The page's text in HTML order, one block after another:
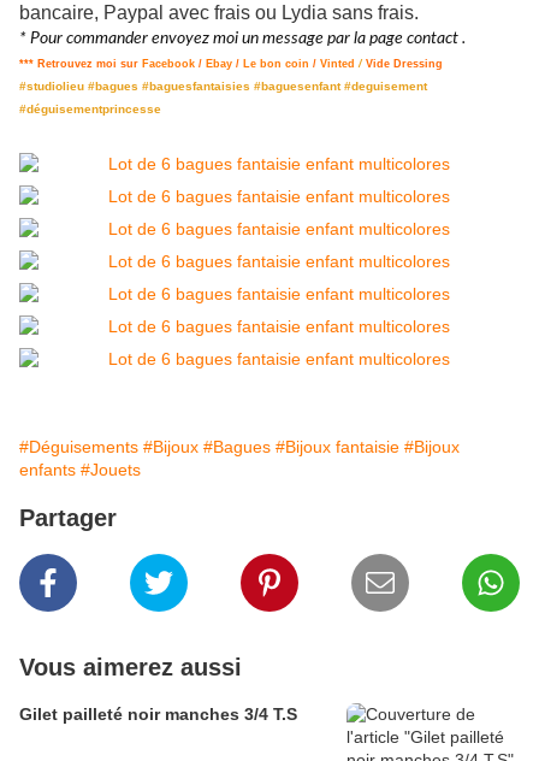
bancaire, Paypal avec frais ou Lydia sans frais.
* Pour commander envoyez moi un message par la page contact .
*** Retrouvez moi sur Facebook / Ebay / Le bon coin / Vinted / Vide Dressing
#studiolieu #bagues #baguesfantaisies #baguesenfant #deguisement
#déguisementprincesse
#Déguisements #Bijoux #Bagues #Bijoux fantaisie #Bijoux
enfants #Jouets
Partager
Vous aimerez aussi
Gilet pailleté noir manches 3/4 T.S